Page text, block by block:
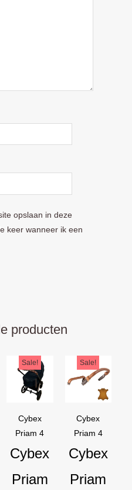
opslaan in deze
keer wanneer ik een
producten
Sale!
Cybex
Priam 4
Cybex
Priam
Oorspronkelijke
prijs
was:
Huidige
prijs
is:
Sale!
Cybex
Priam 4
Cybex
Priam
prijs
was:
prijs
is: